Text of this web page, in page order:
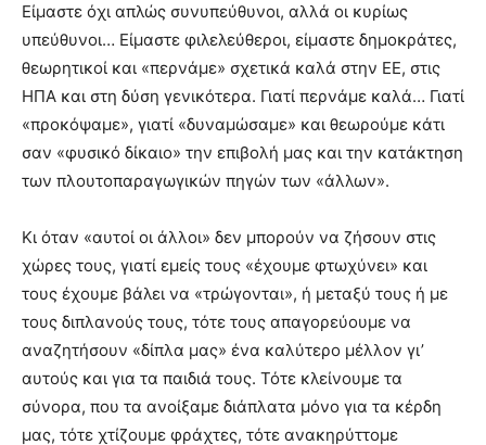
Είμαστε όχι απλώς συνυπεύθυνοι, αλλά οι κυρίως
υπεύθυνοι… Είμαστε φιλελεύθεροι, είμαστε δημοκράτες,
θεωρητικοί και «περνάμε» σχετικά καλά στην ΕΕ, στις
ΗΠΑ και στη δύση γενικότερα. Γιατί περνάμε καλά… Γιατί
«προκόψαμε», γιατί «δυναμώσαμε» και θεωρούμε κάτι
σαν «φυσικό δίκαιο» την επιβολή μας και την κατάκτηση
των πλουτοπαραγωγικών πηγών των «άλλων».
Κι όταν «αυτοί οι άλλοι» δεν μπορούν να ζήσουν στις
χώρες τους, γιατί εμείς τους «έχουμε φτωχύνει» και
τους έχουμε βάλει να «τρώγονται», ή μεταξύ τους ή με
τους διπλανούς τους, τότε τους απαγορεύουμε να
αναζητήσουν «δίπλα μας» ένα καλύτερο μέλλον γι’
αυτούς και για τα παιδιά τους. Τότε κλείνουμε τα
σύνορα, που τα ανοίξαμε διάπλατα μόνο για τα κέρδη
μας, τότε χτίζουμε φράχτες, τότε ανακηρύττομε